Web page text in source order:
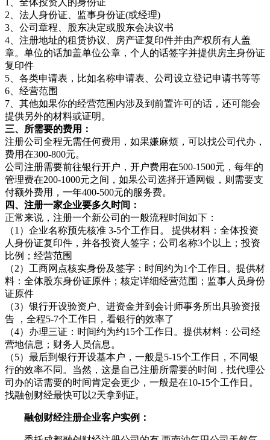
1、全体投资人的身份证
2、法人身份证、监事身份证(或经理)
3、公司章程、股东决定或股东会决议书
4、注册地址的租赁协议、房产证复印件并由产权所有人盖
章。单位的话加盖单位公章，个人的话签字并提供房主身份证
复印件
5、各类申请表，比如名称申请表、公司设立登记申请书等等
6、经营范围
7、其他如果你的经营范围内涉及到前置许可的话，还可能会
提供另外的材料或证明。
三、所需要的费用：
注册公司全程无需任何费用，如果嫌麻烦，可以找公司代办，
费用在300-800元。
公司注册需要前往银行开户，开户费用在500-1500元，每年的
管理费在200-1000元之间，如果公司选择开通网银，则需要支
付额外费用，一年400-500元的服务费。
四、注册一家企业要多久时间：
正常来说，注册一个新公司的一般流程时间如下：
（1）企业名称预先核准 3-5个工作日。 提供材料：全体投资
人身份证复印件，并各投资人签字；公司名称3个以上；投资
比例；经营范围
（2）工商网点核实身份及签字：时间约为1个工作日。提供材
料：全体股东身份证原件；核定详细经营范围；监事人员身份
证原件
（3）银行开设验资户、进资金并到会计师事务所出具验资报
告 ，全程5-7个工作日，看银行的效率了
（4）办理三证：时间约为约15个工作日。提供材料：公司经
营地信息；财务人员信息。
（5）最后到银行开设基本户，一般是5-15个工作日，不同银
行的效率不同。当然，这是自己注册所需要的时间，找代理公
司办的话需要的时间肯定会更少，一般是在10-15个工作日。
找融创财经最快可以2天拿到证。
融创财经注册企业客户实例：